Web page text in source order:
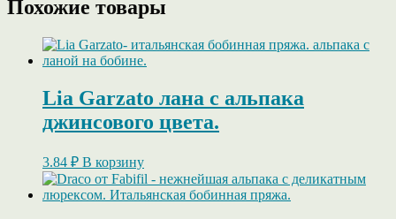
Похожие товары
Lia Garzato лана с альпака
джинсового цвета.
3.84 ₽ В корзину